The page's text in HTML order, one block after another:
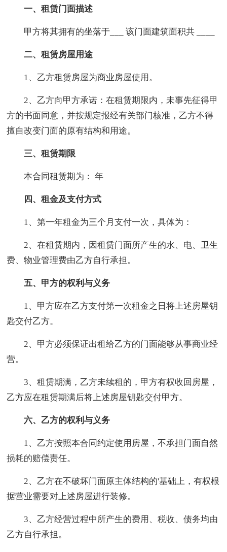
一、租赁门面描述
甲方将其拥有的坐落于___ 该门面建筑面积共 ____
二、租赁房屋用途
1、乙方租赁房屋为商业房屋使用。
2、乙方向甲方承诺：在租赁期限内，未事先征得甲
方的书面同意，并按规定报经有关部门核准，乙方不得
擅自改变门面的原有结构和用途。
三、租赁期限
本合同租赁期为： 年
四、租金及支付方式
1、第一年租金为三个月支付一次，具体为：
2、在租赁期内，因租赁门面所产生的水、电、卫生
费、物业管理费由乙方自行承担。
五、甲方的权利与义务
1、甲方应在乙方支付第一次租金之日将上述房屋钥
匙交付乙方。
2、甲方必须保证出租给乙方的门面能够从事商业经
营。
3、租赁期满，乙方未续租的，甲方有权收回房屋，
乙方应在租赁期满后将上述房屋钥匙交付甲方。
六、乙方的权利与义务
1、乙方按照本合同约定使用房屋，不承担门面自然
损耗的赔偿责任。
2、乙方在不破坏门面原主体结构的'基础上，有权根
据营业需要对上述房屋进行装修。
3、乙方经营过程中所产生的费用、税收、债务均由
乙方自行承担。